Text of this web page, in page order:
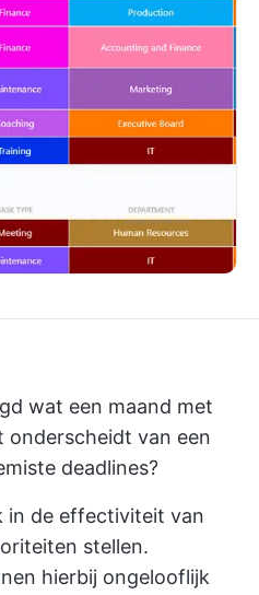
wat een maand met
van een
deadlines?
in de effectiviteit van
stellen.
hierbij ongelooflijk